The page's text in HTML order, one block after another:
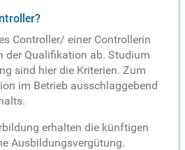
Controller/ einer Controllerin
der Qualifikation ab. Studium
sind hier die Kriterien. Zum
im Betrieb ausschlaggebend
erhalten die künftigen
Ausbildungsvergütung.